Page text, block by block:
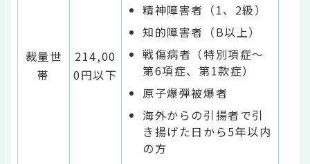
裁量世
帯
214,00
0円以下
精神障害者（1、2級）
知的障害者（B以上）
戦傷病者（特別項症～
第6項症、第1款症）
原子爆弾被爆者
海外からの引揚者で引
き揚げた日から5年以内
の方